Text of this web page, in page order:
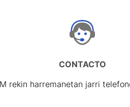
CONTACTO
rekin harremanetan jarri